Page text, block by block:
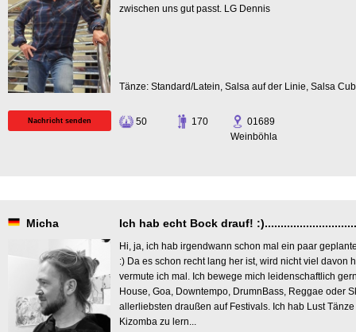
zwischen uns gut passt. LG Dennis
Tänze: Standard/Latein, Salsa auf der Linie, Salsa
Nachricht senden 50 170
01689
Weinböhla
Micha Ich hab echt Bock drauf!
Hi, ja, ich hab irgendwann schon mal ein paar
:) Da es schon recht lang her ist, wird nicht viel davon
vermute ich mal. Ich bewege mich leidenschaftlich
House, Goa, Downtempo, DrumnBass, Reggae oder
allerliebsten draußen auf Festivals. Ich hab Lust
Kizomba zu lern...